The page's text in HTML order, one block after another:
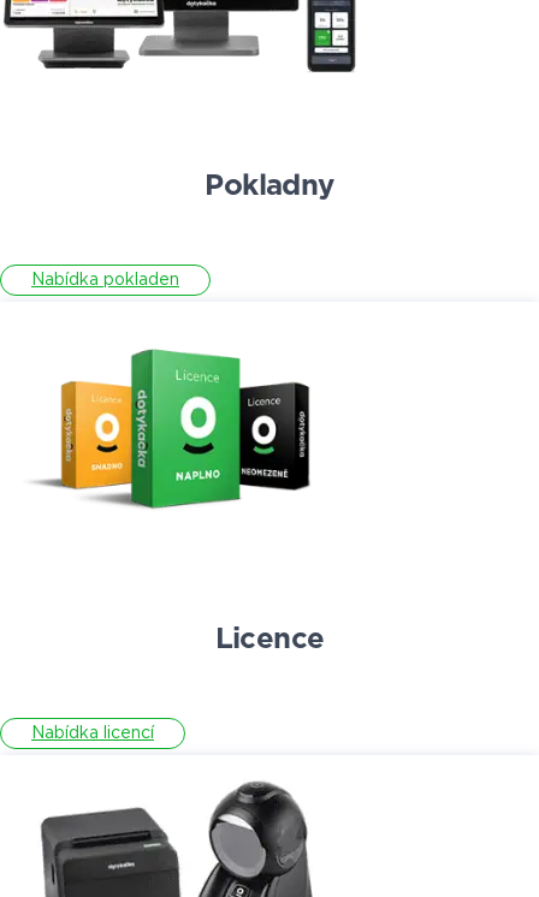
Pokladny
Nabídka pokladen
Licence
Nabídka licencí